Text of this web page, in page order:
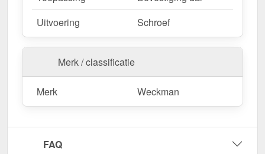
Uitvoering
Schroef
Merk / classificatie
Merk Weckman
FAQ